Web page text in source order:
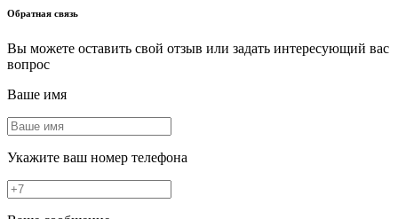
Обратная связь
Вы можете оставить свой отзыв или задать интересующий вас
вопрос
Ваше имя
Укажите ваш номер телефона